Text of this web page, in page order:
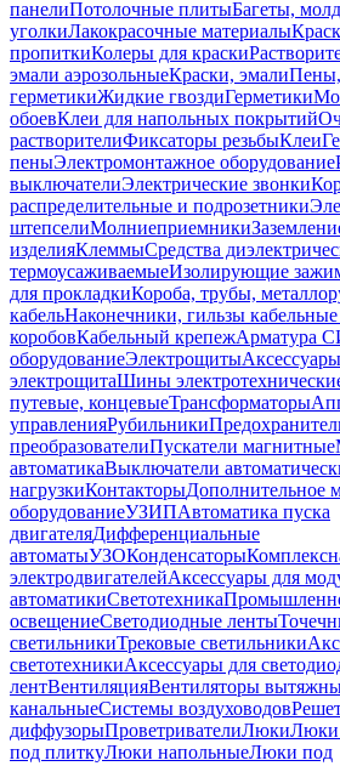
панелиПотолочные плитыБагеты,
уголкиЛакокрасочные материалы
пропиткиКолеры для краски
эмали аэрозольныеКраски, эмали
герметикиЖидкие гвоздиГерметики
обоевКлеи для напольных покрытий
растворителиФиксаторы резьбыКлеи
пеныЭлектромонтажное оборудование
выключателиЭлектрические звонки
распределительные и подрозетники
штепселиМолниеприемники
изделияКлеммыСредства
термоусаживаемыеИзолирующие
для прокладкиКороба, трубы,
кабельНаконечники, гильзы кабельные
коробовКабельный крепежАрматура
оборудованиеЭлектрощиты
электрощитаШины
путевые, концевыеТрансформаторы
управленияРубильники
преобразователиПускатели магнитные
автоматикаВыключатели
нагрузкиКонтакторыДополнительное
оборудованиеУЗИПАвтоматика пуска
двигателяДифференциальные
автоматыУЗОКонденсаторы
электродвигателейАксессуары для
автоматикиСветотехника
освещениеСветодиодные ленты
светильникиТрековые светильники
светотехникиАксессуары для
лентВентиляцияВентиляторы
канальныеСистемы воздуховодов
диффузорыПроветривателиЛюкиЛюки
под плиткуЛюки напольныеЛюки под